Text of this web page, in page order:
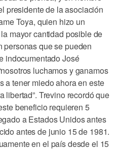
presidente de la asociación
Toya, quien hizo un
mayor cantidad posible de
personas que se pueden
indocumentado José
luchamos y ganamos
a tener miedo ahora en este
libertad”. Trevino recordó que
beneficio requieren 5
a Estados Unidos antes
antes de junio 15 de 1981.
en el país desde el 15